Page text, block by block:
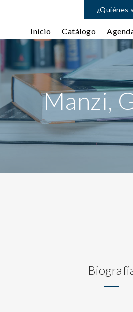
¿Quiénes
Inicio Catálogo
Manzi,